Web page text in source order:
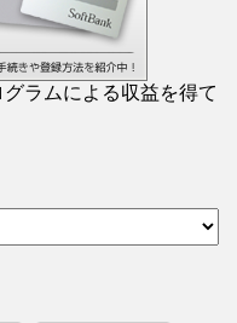
ラムによる収益を得て